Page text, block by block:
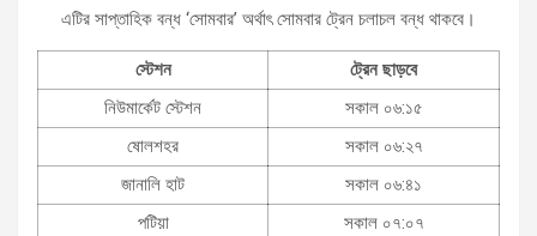
এটির সাপ্তাহিক বন্ধ ‘সোমবার’ অর্থাৎ সোমবার ট্রেন চলাচল বন্ধ থাকবে।
স্টেশন
ট্রেন ছাড়বে
নিউমার্কেট স্টেশন
সকাল ০৬:১৫
ষোলশহর
সকাল ০৬:২৭
জানালি হাট
সকাল ০৬:৪১
পটিয়া
সকাল ০৭:০৭